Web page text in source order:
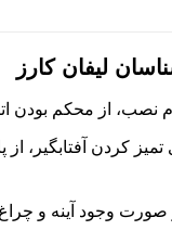
لیفان کارز
نصب، از محکم بودن
تمیز کردن آفتابگیر،
صورت وجود آینه و چراغ